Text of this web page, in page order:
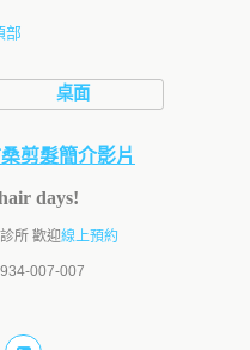
部
桌面
剪髮簡介影片
days!
所 歡迎線上預約
007-007